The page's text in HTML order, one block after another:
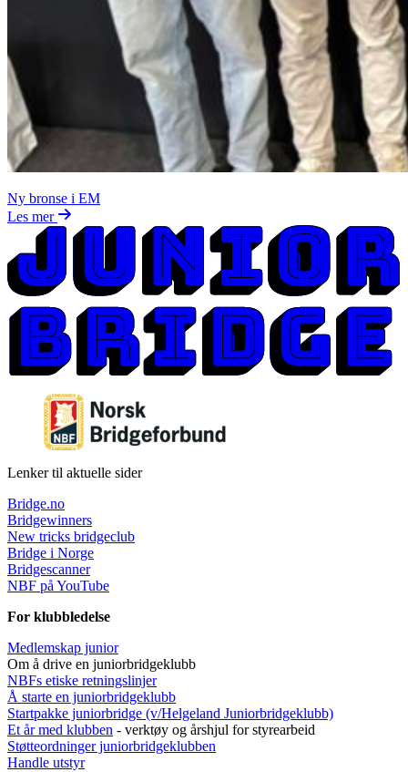
Ny bronse i EM
Les mer
Lenker til aktuelle sider
Bridge.no
Bridgewinners
New tricks bridgeclub
Bridge i Norge
Bridgescanner
NBF på YouTube
For klubbledelse
Medlemskap junior
Om å drive en juniorbridgeklubb
NBFs etiske retningslinjer
Å starte en juniorbridgeklubb
Startpakke juniorbridge (v/Helgeland Juniorbridgeklubb)
Et år med klubben - verktøy og årshjul for styrearbeid
Støtteordninger juniorbridgeklubben
Handle utstyr